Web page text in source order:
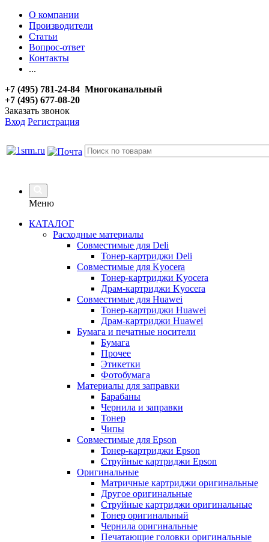
О компании
Производители
Статьи
Вопрос-ответ
Контакты
...
+7 (495) 781-24-84 Многоканальный
+7 (495) 677-08-20
Заказать звонок
Вход Регистрация
Меню
КАТАЛОГ
Расходные материалы
Совместимые для Deli
Тонер-картриджи Deli
Совместимые для Kyocera
Тонер-картриджи Kyocera
Драм-картриджи Kyocera
Совместимые для Huawei
Тонер-картриджи Huawei
Драм-картриджи Huawei
Бумага и печатные носители
Бумага
Прочее
Этикетки
Фотобумага
Материалы для заправки
Барабаны
Чернила и заправки
Тонер
Чипы
Совместимые для Epson
Тонер-картриджи Epson
Струйные картриджи Epson
Оригинальные
Матричные картриджи оригинальные
Другое оригинальные
Струйные картриджи оригинальные
Тонер оригинальный
Чернила оригинальные
Печатающие головки оригинальные